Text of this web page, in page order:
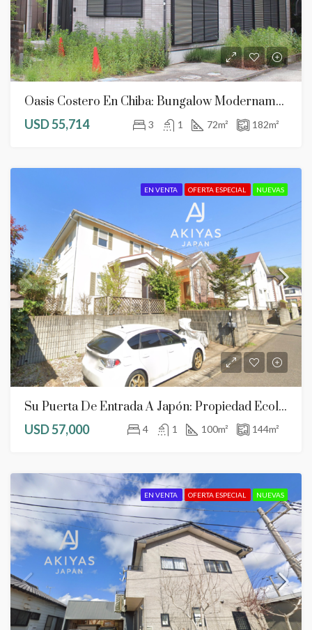
Oasis Costero En Chiba: Bungalow Modernamente Renovado Con Potencial De Estacionamiento Para 3 Autos
USD 55,714
3 1 72m² 182m²
EN VENTA OFERTA ESPECIAL NUEVAS
Su Puerta De Entrada A Japón: Propiedad Ecológica Accesible Cerca De Narita
USD 57,000
4 1 100m² 144m²
EN VENTA OFERTA ESPECIAL NUEVAS